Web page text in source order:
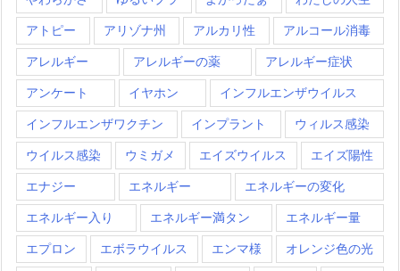
アトピー アリゾナ州 アルカリ性 アルコール消毒
アレルギー アレルギーの薬 アレルギー症状
アンケート イヤホン インフルエンザウイルス
インフルエンザワクチン インプラント ウィルス感染
ウイルス感染 ウミガメ エイズウイルス エイズ陽性
エナジー エネルギー エネルギーの変化
エネルギー入り エネルギー満タン エネルギー量
エプロン エボラウイルス エンマ様 オレンジ色の光